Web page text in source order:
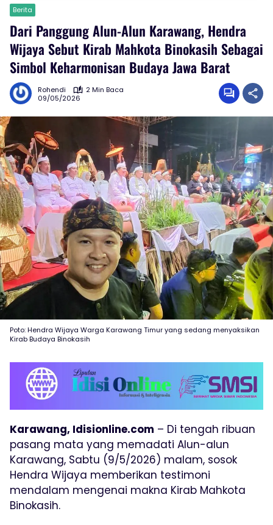
Berita
Dari Panggung Alun-Alun Karawang, Hendra
Wijaya Sebut Kirab Mahkota Binokasih Sebagai
Simbol Keharmonisan Budaya Jawa Barat
Rohendi
2 Min Baca
09/05/2026
Poto: Hendra Wijaya Warga Karawang Timur yang sedang menyaksikan
Kirab Budaya Binokasih
Karawang, Idisionline.com – Di tengah ribuan
pasang mata yang memadati Alun-alun
Karawang, Sabtu (9/5/2026) malam, sosok
Hendra Wijaya memberikan testimoni
mendalam mengenai makna Kirab Mahkota
Binokasih.